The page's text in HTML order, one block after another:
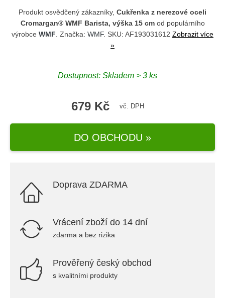
Produkt osvědčený zákazníky, Cukřenka z nerezové oceli
Cromargan® WMF Barista, výška 15 cmod populárního
výrobce WMF . Značka: WMF. SKU: AF193031612 Zobrazit více
»
Dostupnost: Skladem > 3 ks
679 Kč vč. DPH
DO OBCHODU »
Doprava ZDARMA
Vrácení zboží do 14 dní
zdarma a bez rizika
Prověřený český obchod
s kvalitními produkty